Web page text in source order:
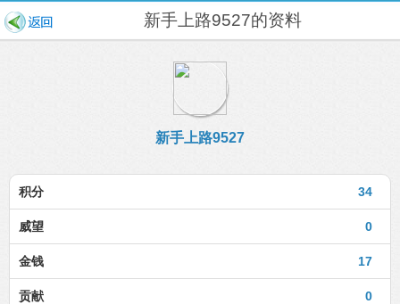
新手上路9527的资料
新手上路9527
34
积分
0
威望
17
金钱
0
贡献